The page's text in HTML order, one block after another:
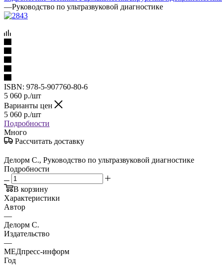
—Руководство по ультразвуковой диагностике
ISBN: 978-5-907760-80-6
5 060 р./шт
Варианты цен
5 060 р./шт
Подробности
Много
Рассчитать доставку
Делорм С., Руководство по ультразвуковой диагностике
Подробности
В корзину
Характеристики
Автор
—
Делорм С.
Издательство
—
МЕДпресс-информ
Год